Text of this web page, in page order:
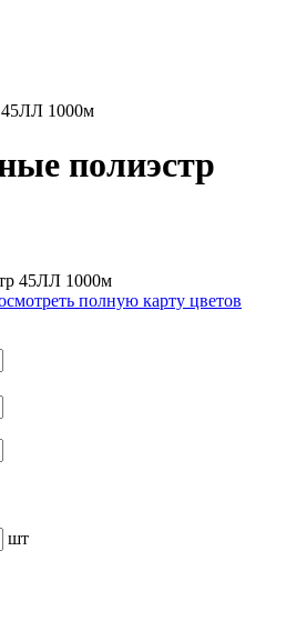
1000м
полиэстр
полную карту цветов
шт